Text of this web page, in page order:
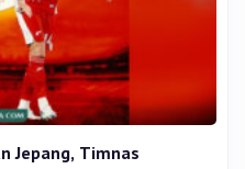
Jepang, Timnas